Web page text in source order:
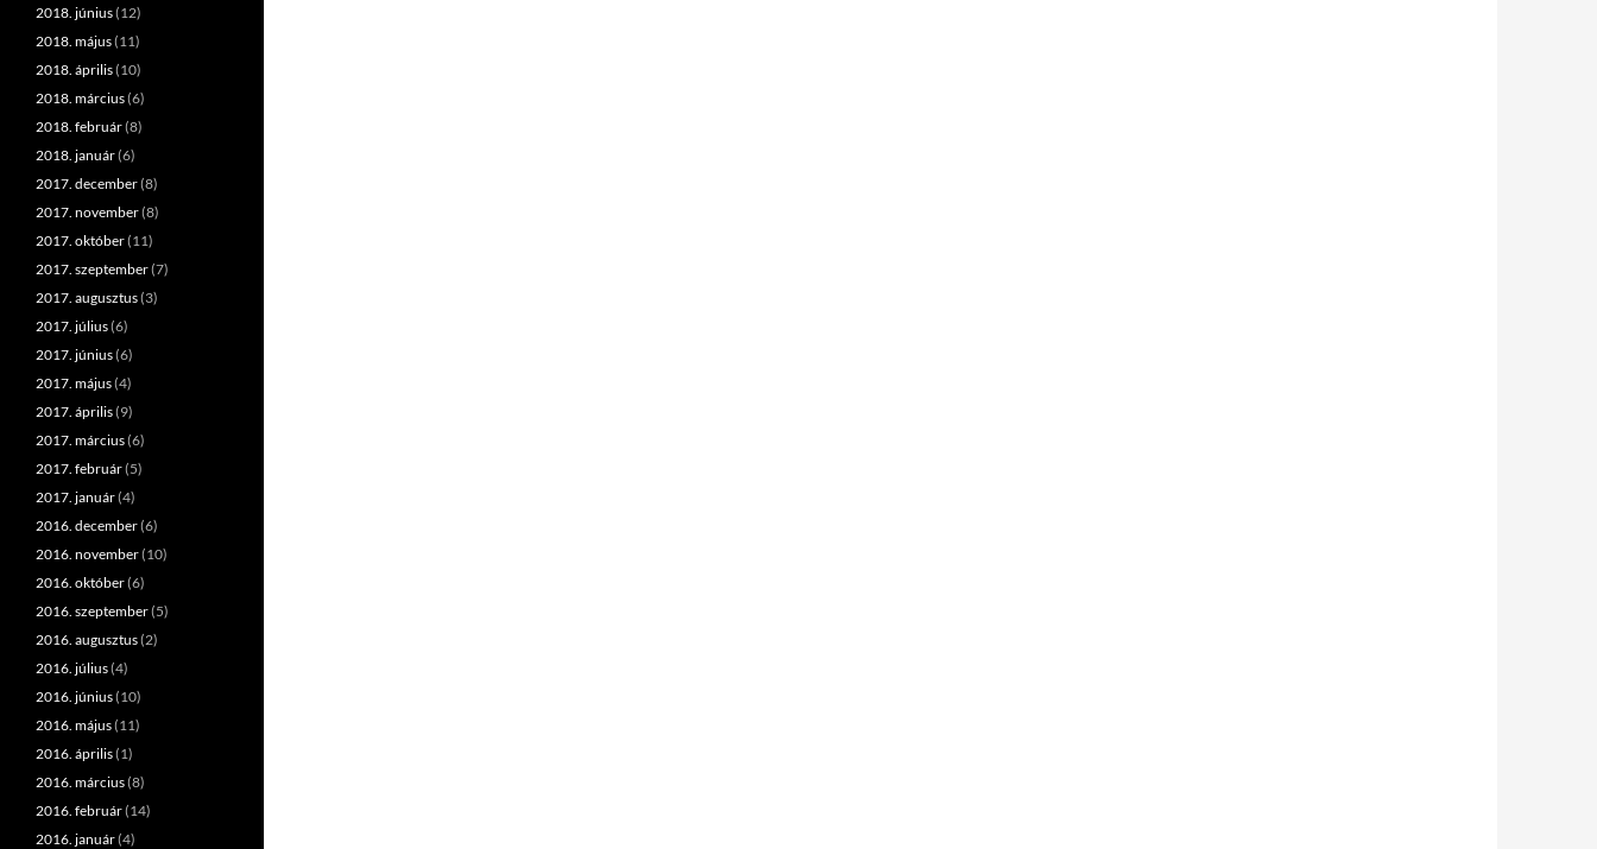
2018. június(12)
2018. május(11)
2018. április(10)
2018. március(6)
2018. február(8)
2018. január(6)
2017. december(8)
2017. november(8)
2017. október(11)
2017. szeptember(7)
2017. augusztus(3)
2017. július(6)
2017. június(6)
2017. május(4)
2017. április(9)
2017. március(6)
2017. február(5)
2017. január(4)
2016. december(6)
2016. november(10)
2016. október(6)
2016. szeptember(5)
2016. augusztus(2)
2016. július(4)
2016. június(10)
2016. május(11)
2016. április(1)
2016. március(8)
2016. február(14)
2016. január(4)